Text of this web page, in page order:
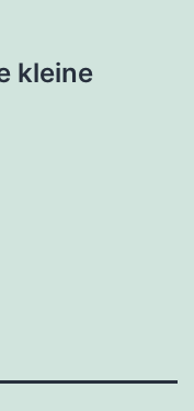
kleine